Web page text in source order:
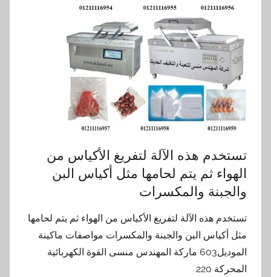
تستخدم هذه الآلة لتفريغ الأكياس من
الهواء ثم يتم لحامها مثل أكياس البن
والجبنة والمكسرات
تستخدم هذه الآلة لتفريغ الأكياس من الهواء ثم يتم لحامها
مثل أكياس البن والجبنة والمكسرات مواصفات ماكينة
الموديل603 ماركة المهندس منسى القوة الكهربائية
المحركة 220